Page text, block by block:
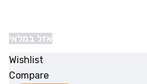
אזל במלאי
Wishlist
Compare